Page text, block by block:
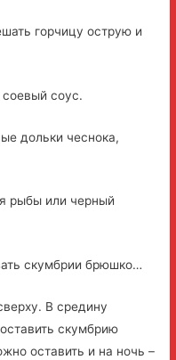
горчицу острую и
соус.
дольки чеснока,
рыбы или черный
скумбрии брюшко…
В средину
скумбрию
оставить и на ночь –